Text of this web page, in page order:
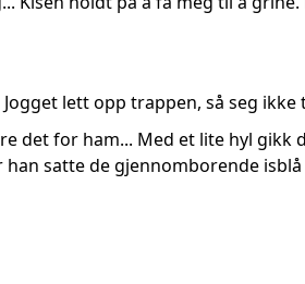
lett opp trappen, så seg ikke
det for ham... Med et lite hyl gikk
satte de gjennomborende